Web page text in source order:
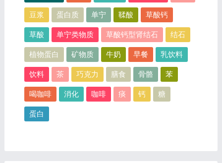
豆浆 蛋白质 单宁 鞣酸 草酸钙
草酸 单宁类物质 草酸钙型肾结石 结石
植物蛋白 矿物质 牛奶 早餐 乳饮料
饮料 茶 巧克力 膳食 骨骼 苯
喝咖啡 消化 咖啡 痰 钙 糖
蛋白